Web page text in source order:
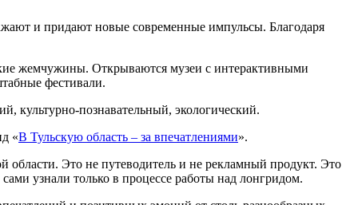
и придают новые современные импульсы. Благодаря
жемчужины. Открываются музеи с интерактивными
фестивали.
культурно-познавательный, экологический.
«В Тульскую область – за впечатлениями».
Это не путеводитель и не рекламный продукт. Это
узнали только в процессе работы над лонгридом.